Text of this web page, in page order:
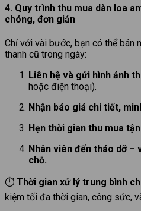
4. Quy trình thu mua dàn loa
chóng, đơn giản
Chỉ với vài bước, bạn có thể bán
thanh cũ trong ngày:
Liên hệ và gửi hình ảnh
hoặc điện thoại).
Nhận báo giá chi tiết,
Hẹn thời gian thu mua
Nhân viên đến tháo dỡ –
chỗ.
⏱ Thời gian xử lý trung bình
kiệm tối đa thời gian, công sức,